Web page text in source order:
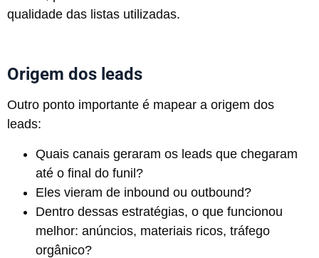
qualidade das listas utilizadas.
Origem dos leads
Outro ponto importante é mapear a origem dos
leads:
Quais canais geraram os leads que chegaram
até o final do funil?
Eles vieram de inbound ou outbound?
Dentro dessas estratégias, o que funcionou
melhor: anúncios, materiais ricos, tráfego
orgânico?